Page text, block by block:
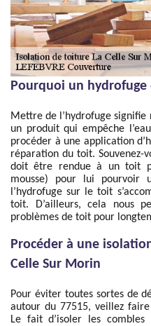
Pourquoi un
Mettre de l’hydrofuge
un produit qui empêche
procéder à une application
réparation du toit.
doit être rendue à un toit
mousse) pour lui pourvoir
l’hydrofuge sur le toit
toit. D’ailleurs, cela nous
problèmes de toit pour
Procéder à une
Celle Sur Morin
Pour éviter toutes sortes de
autour du 77515, veillez
Le fait d’isoler les